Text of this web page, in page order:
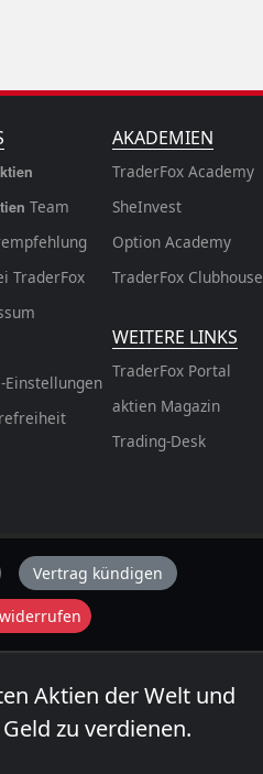
Team
TraderFox
Einstellungen
AKADEMIEN
TraderFox Academy
SheInvest
Option Academy
TraderFox Clubhouse
WEITERE LINKS
TraderFox Portal
aktien Magazin
Trading-Desk
Vertrag kündigen
Aktien der Welt und
zu verdienen.